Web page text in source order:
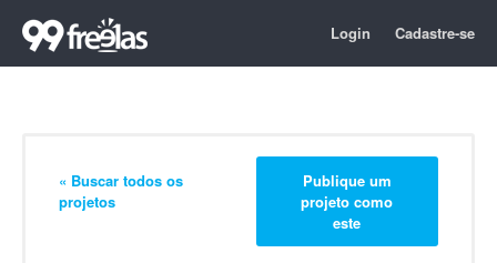
Login Cadastre-se
« Buscar todos os
projetos
Publique um
projeto como
este